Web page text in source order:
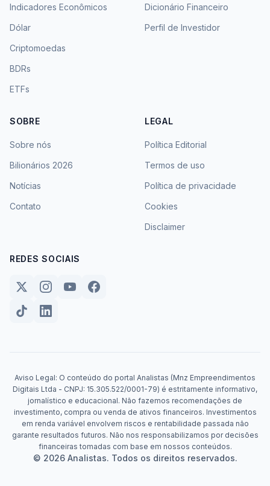
Indicadores Econômicos
Dólar
Criptomoedas
BDRs
ETFs
Dicionário Financeiro
Perfil de Investidor
SOBRE
Sobre nós
Bilionários 2026
Notícias
Contato
LEGAL
Política Editorial
Termos de uso
Política de privacidade
Cookies
Disclaimer
REDES SOCIAIS
Aviso Legal: O conteúdo do portal Analistas (Mnz Empreendimentos
Digitais Ltda - CNPJ: 15.305.522/0001-79) é estritamente informativo,
jornalístico e educacional. Não fazemos recomendações de
investimento, compra ou venda de ativos financeiros. Investimentos
em renda variável envolvem riscos e rentabilidade passada não
garante resultados futuros. Não nos responsabilizamos por decisões
financeiras tomadas com base em nossos conteúdos.
© 2026 Analistas. Todos os direitos reservados.